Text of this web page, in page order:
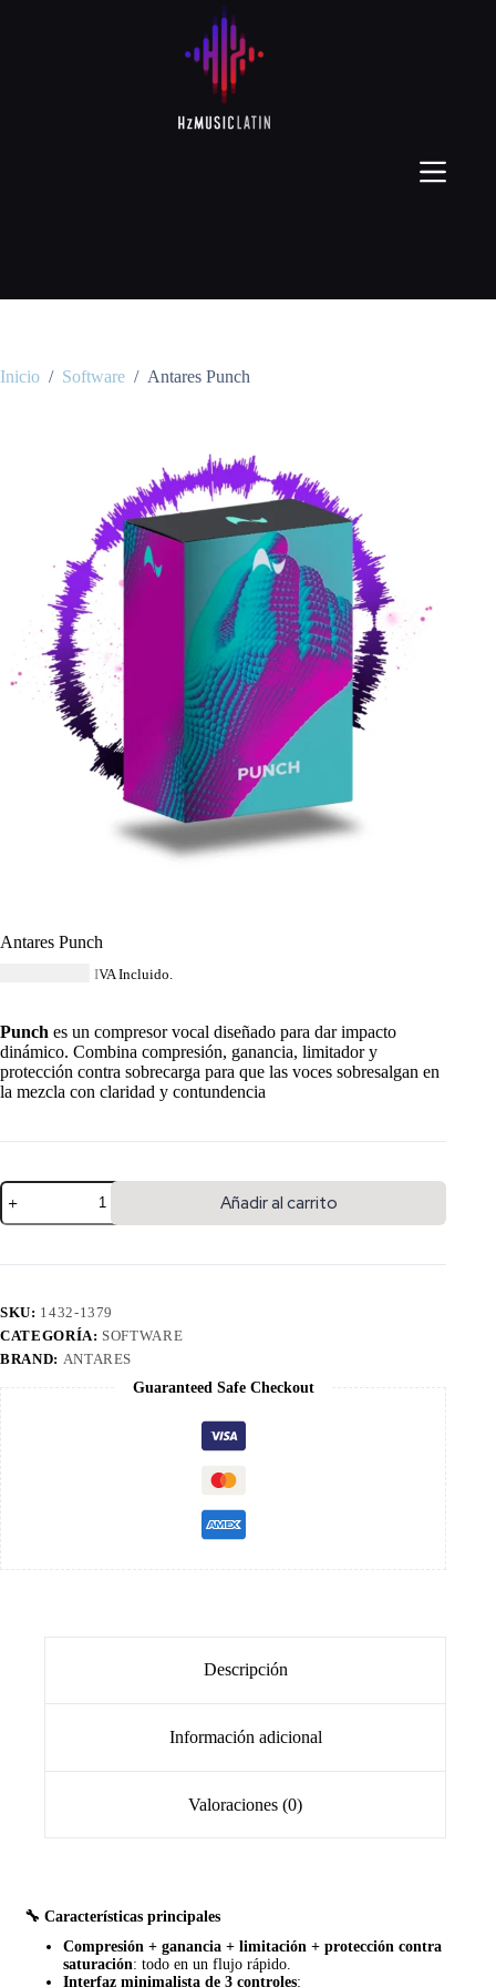
Inicio / Software / Antares Punch
Antares Punch
IVA Incluido.
Punch es un compresor vocal diseñado para dar impacto
dinámico. Combina compresión, ganancia, limitador y
protección contra sobrecarga para que las voces sobresalgan en
la mezcla con claridad y contundencia
Añadir al carrito
SKU: 1432-1379
CATEGORÍA: SOFTWARE
BRAND: ANTARES
Guaranteed Safe Checkout
Descripción
Información adicional
Valoraciones (0)
🔧 Características principales
Compresión + ganancia + limitación + protección contra
saturación: todo en un flujo rápido.
Interfaz minimalista de 3 controles: